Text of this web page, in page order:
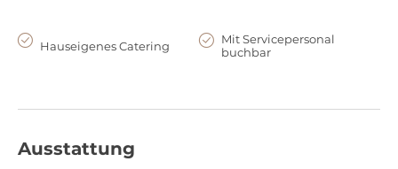
Abendveranstaltung.
ebenfalls gute Möglichkeiten für kleinere Veranstaltungen.
Weitere Seminarräume können von der im Langenbeck-
Hauseigenes Catering
Mit Servicepersonal
buchbar
Ausstattung